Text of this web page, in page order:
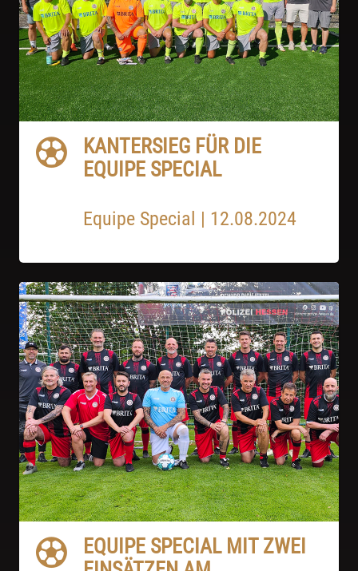
KANTERSIEG FÜR DIE
EQUIPE SPECIAL
Equipe Special | 12.08.2024
EQUIPE SPECIAL MIT ZWEI